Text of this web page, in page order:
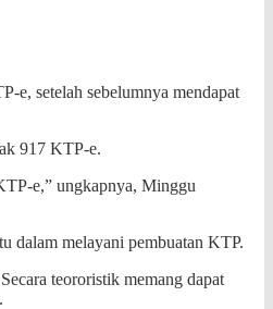
e, setelah sebelumnya mendapat
917 KTP-e.
e,” ungkapnya, Minggu
dalam melayani pembuatan KTP.
teororistik memang dapat